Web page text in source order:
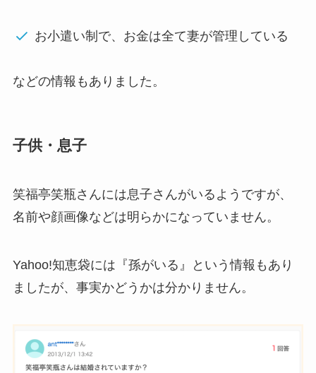
お小遣い制で、お金は全て妻が管理している
などの情報もありました。
子供・息子
笑福亭笑瓶さんには息子さんがいるようですが、
名前や顔画像などは明らかになっていません。
Yahoo!知恵袋には『孫がいる』という情報もあり
ましたが、事実かどうかは分かりません。